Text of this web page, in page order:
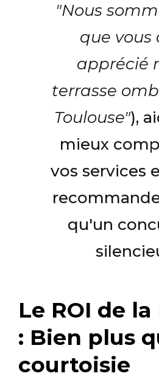
"Nous
que vous
apprécié
terrasse
Toulouse"),
mieux
vos services
qu'un
Le ROI de
: Bien plus
courtoisie